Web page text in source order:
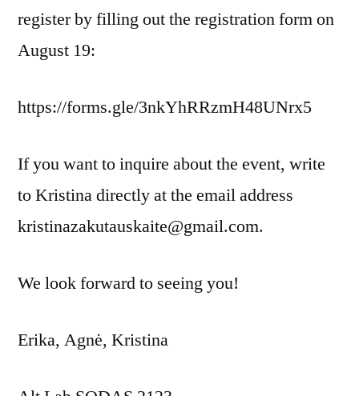
register by filling out the registration form on
August 19:
https://forms.gle/3nkYhRRzmH48UNrx5
If you want to inquire about the event, write
to Kristina directly at the email address
kristinazakutauskaite@gmail.com.
We look forward to seeing you!
Erika, Agnė, Kristina